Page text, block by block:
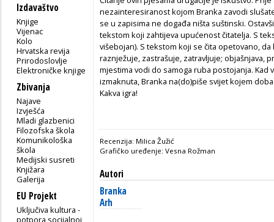
Izdavaštvo
Knjige
Vijenac
Kolo
Hrvatska revija
Prirodoslovlje
Elektroničke knjige
Zbivanja
Najave
Izvješća
Mladi glazbenici
Filozofska škola
Komunikološka
škola
Medijski susreti
Knjižara
Galerija
EU Projekt
Uključiva kultura -
potpora socijalnoj
nezainteresiranost kojom Branka zavodi
se u zapisima ne događa ništa suštinski.
tekstom koji zahtijeva upućenost čitatelja. S
višebojan). S tekstom koji se čita opetovano,
raznježuje, zastrašuje, zatravljuje; objašnjava,
mjestima vodi do samoga ruba postojanja. Kad
izmaknuta, Branka na(do)piše svijet kojem
Kakva igra!
Recenzija: Milica Žužić
Grafičko uređenje: Vesna Rožman
Autori
Branka
Arh